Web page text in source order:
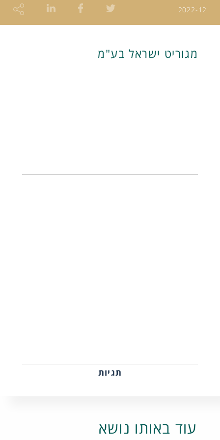
2022-12
מגוריט ישראל בע"מ
תגיות
עוד באותו נושא